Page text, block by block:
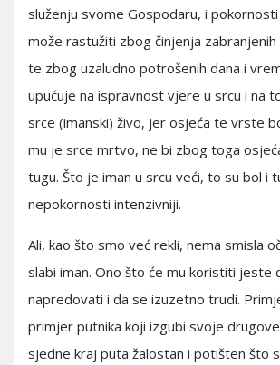
služenju svome Gospodaru, i
može rastužiti zbog činjenja
te zbog uzaludno potrošenih dana i
upućuje na ispravnost vjere u srcu i na
srce (imanski) živo, jer osjeća te vrste
mu je srce mrtvo, ne bi zbog toga
tugu. Što je iman u srcu veći, to su bol i
nepokornosti intenzivniji.
Ali, kao što smo već rekli, nema smisla
slabi iman. Ono što će mu koristiti jeste
napredovati i da se izuzetno trudi.
primjer putnika koji izgubi svoje
sjedne kraj puta žalostan i potišten što